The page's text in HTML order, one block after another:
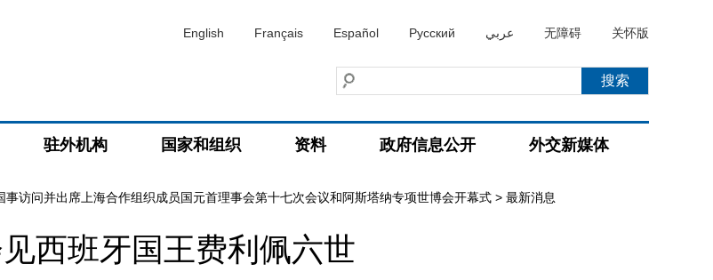
English Français Español Русский عربي 无障碍 关怀版
驻外机构 国家和组织 资料 政府信息公开 外交新媒体
事访问并出席上海合作组织成员国元首理事会第十七次会议和阿斯塔纳专项世博会开幕式 > 最新消息
西班牙国王费利佩六世